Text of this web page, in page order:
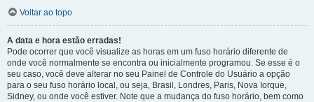
Voltar ao topo
A data e hora estão erradas!
Pode ocorrer que você visualize as horas em um fuso horário diferente de
onde você normalmente se encontra ou inicialmente programou. Se esse é o
seu caso, você deve alterar no seu Painel de Controle do Usuário a opção
para o seu fuso horário local, ou seja, Brasil, Londres, Paris, Nova Iorque,
Sidney, ou onde você estiver. Note que a mudança do fuso horário, bem como